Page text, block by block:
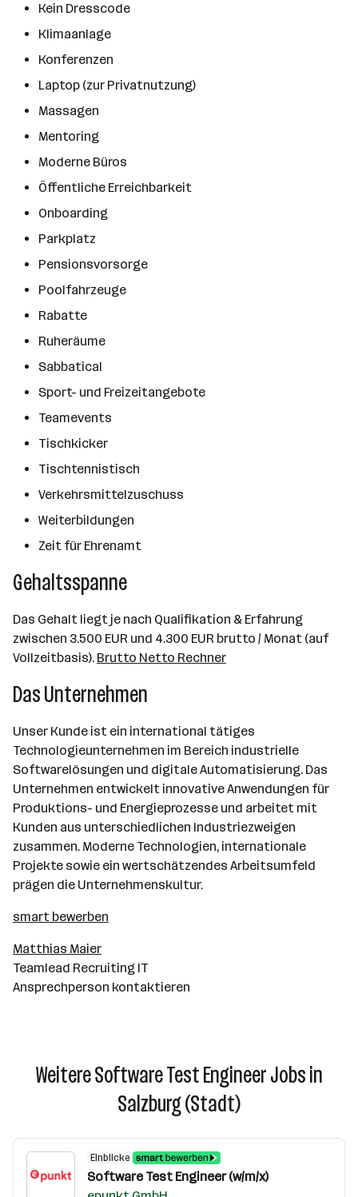
Kein Dresscode
Klimaanlage
Konferenzen
Laptop (zur Privatnutzung)
Massagen
Mentoring
Moderne Büros
Öffentliche Erreichbarkeit
Onboarding
Parkplatz
Pensionsvorsorge
Poolfahrzeuge
Rabatte
Ruheräume
Sabbatical
Sport- und Freizeitangebote
Teamevents
Tischkicker
Tischtennistisch
Verkehrsmittelzuschuss
Weiterbildungen
Zeit für Ehrenamt
Gehaltsspanne
Das Gehalt liegt je nach Qualifikation & Erfahrung
zwischen 3.500 EUR und 4.300 EUR brutto / Monat (auf
Vollzeitbasis). Brutto Netto Rechner
Das Unternehmen
Unser Kunde ist ein international tätiges
Technologieunternehmen im Bereich industrielle
Softwarelösungen und digitale Automatisierung. Das
Unternehmen entwickelt innovative Anwendungen für
Produktions- und Energieprozesse und arbeitet mit
Kunden aus unterschiedlichen Industriezweigen
zusammen. Moderne Technologien, internationale
Projekte sowie ein wertschätzendes Arbeitsumfeld
prägen die Unternehmenskultur.
smart bewerben
Matthias Maier
Teamlead Recruiting IT
Ansprechperson kontaktieren
Weitere Software Test Engineer Jobs in
Salzburg (Stadt)
Einblicke
Software Test Engineer (w/m/x)